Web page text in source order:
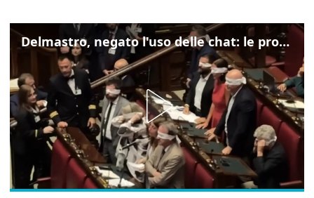
Delmastro, negato l'uso delle chat: le proteste di Avs e M5s